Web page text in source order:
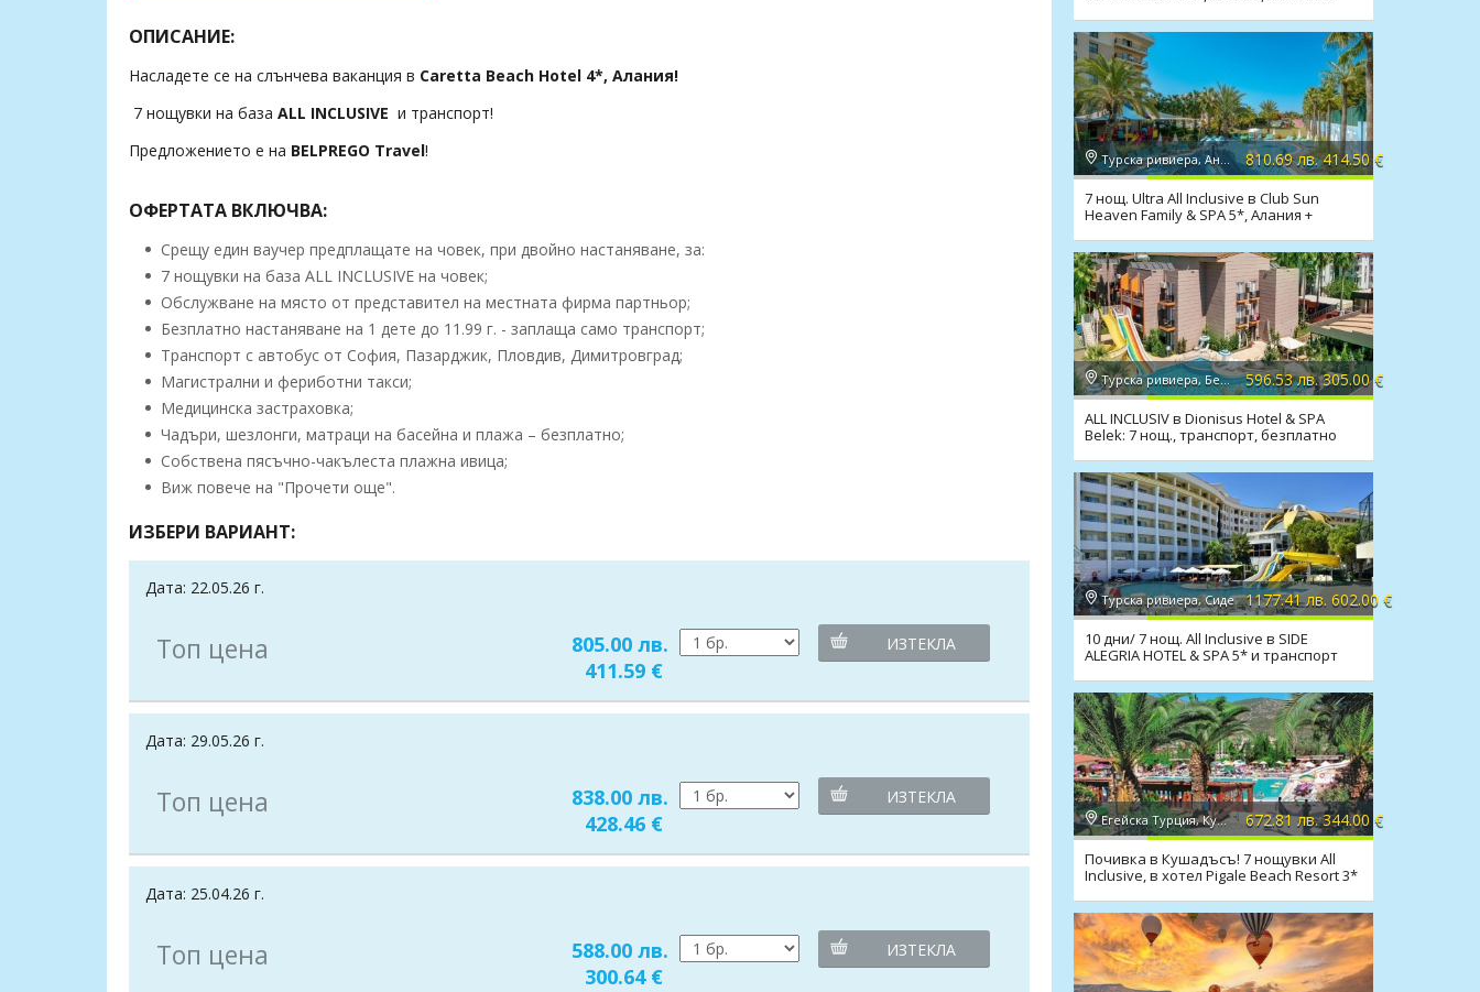
ОПИСАНИЕ:
Насладете се на слънчева ваканция в Caretta Beach Hotel 4*, Алания!
7 нощувки на база ALL INCLUSIVE и транспорт!
Предложението е на BELPREGO Travel!
ОФЕРТАТА ВКЛЮЧВА:
Срещу един ваучер предплащате на човек, при двойно настаняване, за:
7 нощувки на база ALL INCLUSIVE на човек;
Обслужване на място от представител на местната фирма партньор;
Безплатно настаняване на 1 дете до 11.99 г. - заплаща само транспорт;
Транспорт с автобус от София, Пазарджик, Пловдив, Димитровград;
Магистрални и фериботни такси;
Медицинска застраховка;
Чадъри, шезлонги, матраци на басейна и плажа – безплатно;
Собствена пясъчно-чакълеста плажна ивица;
Виж повече на "Прочети още".
ИЗБЕРИ ВАРИАНТ:
Дата: 22.05.26 г.
Топ цена
805.00 лв.
411.59 €
ИЗТЕКЛА
Дата: 29.05.26 г.
Топ цена
838.00 лв.
428.46 €
ИЗТЕКЛА
Дата: 25.04.26 г.
Топ цена
588.00 лв.
300.64 €
ИЗТЕКЛА
Турска ривиера, Анталия 810.69 лв. 414.50 €
7 нощ. Ultra All Inclusive в Club Sun
Heaven Family & SPA 5*, Алания +
Турска ривиера, Белек 596.53 лв. 305.00 €
ALL INCLUSIV в Dionisus Hotel & SPA
Belek: 7 нощ., транспорт, безплатно
Турска ривиера, Сиде 1177.41 лв. 602.00 €
10 дни/ 7 нощ. All Inclusive в SIDE
ALEGRIA HOTEL & SPA 5* и транспорт
Егейска Турция, Кушадасъ 672.81 лв. 344.00 €
Почивка в Кушадъсъ! 7 нощувки All
Inclusive, в хотел Pigale Beach Resort 3*